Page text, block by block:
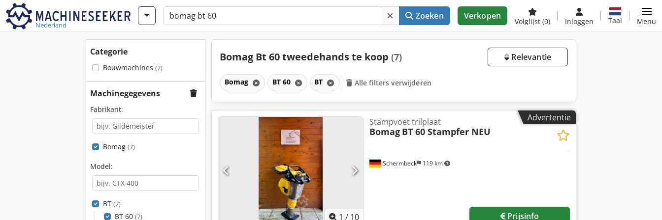
Nederland
Zoeken Verkopen
Volglijst (0) Inloggen Taal Menu
Categorie
Bouwmachines (7)
Machinegegevens
Fabrikant:
Bomag (7)
Model:
BT (7)
BT 60 (7)
Bomag Bt 60 tweedehands te koop (7) Relevantie
Bomag BT 60 BT Alle filters verwijderen
Advertentie
1 / 10
Schermbeck 119 km
Stampvoet trilplaat
Bomag BT 60 Stampfer NEU
Prijsinfo